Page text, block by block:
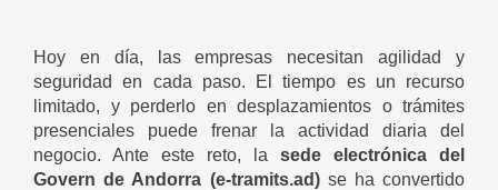
Hoy en día, las empresas necesitan agilidad y
seguridad en cada paso. El tiempo es un recurso
limitado, y perderlo en desplazamientos o trámites
presenciales puede frenar la actividad diaria del
negocio. Ante este reto, la sede electrónica del
Govern de Andorra (e-tramits.ad)se ha convertido